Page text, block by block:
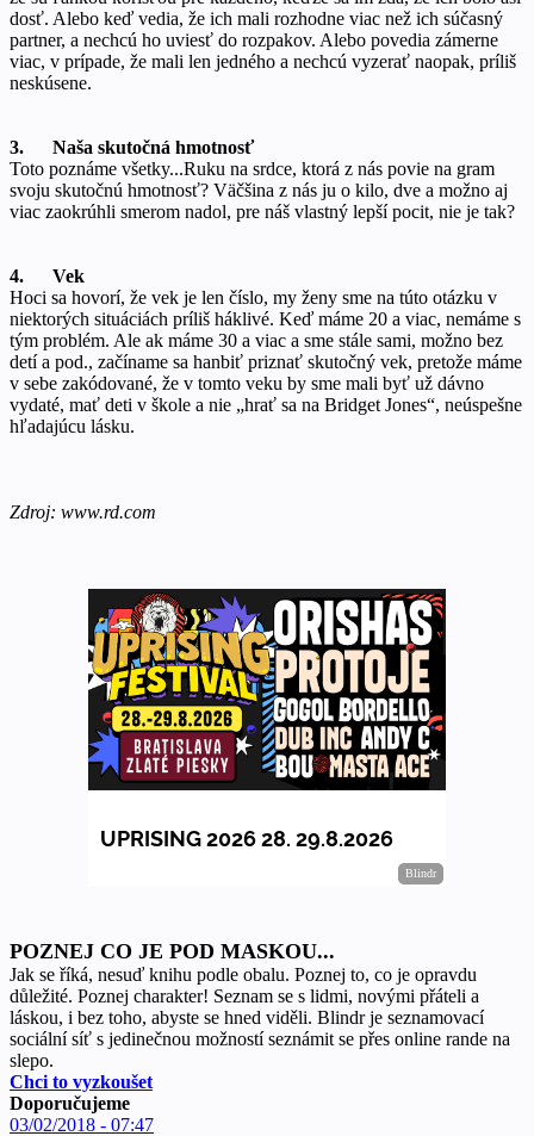
dosť. Alebo keď vedia, že ich mali rozhodne viac než ich súčasný
partner, a nechcú ho uviesť do rozpakov. Alebo povedia zámerne
viac, v prípade, že mali len jedného a nechcú vyzerať naopak, príliš
neskúsene.
3. Naša skutočná hmotnosť
Toto poznáme všetky...Ruku na srdce, ktorá z nás povie na gram
svoju skutočnú hmotnosť? Väčšina z nás ju o kilo, dve a možno aj
viac zaokrúhli smerom nadol, pre náš vlastný lepší pocit, nie je tak?
4. Vek
Hoci sa hovorí, že vek je len číslo, my ženy sme na túto otázku v
niektorých situáciách príliš háklivé. Keď máme 20 a viac, nemáme s
tým problém. Ale ak máme 30 a viac a sme stále sami, možno bez
detí a pod., začíname sa hanbiť priznať skutočný vek, pretože máme
v sebe zakódované, že v tomto veku by sme mali byť už dávno
vydaté, mať deti v škole a nie „hrať sa na Bridget Jones“, neúspešne
hľadajúcu lásku.
Zdroj: www.rd.com
POZNEJ CO JE POD MASKOU...
Jak se říká, nesuď knihu podle obalu. Poznej to, co je opravdu
důležité. Poznej charakter! Seznam se s lidmi, novými přáteli a
láskou, i bez toho, abyste se hned viděli. Blindr je seznamovací
sociální síť s jedinečnou možností seznámit se přes online rande na
slepo.
Chci to vyzkoušet
Doporučujeme
03/02/2018 - 07:47